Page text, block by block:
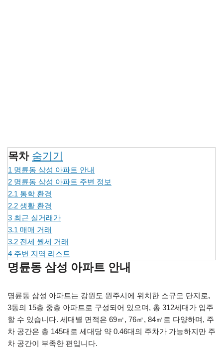
목차 숨기기
1 명륜동 삼성 아파트 안내
2 명륜동 삼성 아파트 주변 정보
2.1 통학 환경
2.2 생활 환경
3 최근 실거래가
3.1 매매 거래
3.2 전세 월세 거래
4 주변 지역 리스트
명륜동 삼성 아파트 안내
명륜동 삼성 아파트는 강원도 원주시에 위치한 소규모 단지로,
3동의 15층 중층 아파트로 구성되어 있으며, 총 312세대가 입주
할 수 있습니다. 세대별 면적은 69㎡, 76㎡, 84㎡로 다양하며, 주
차 공간은 총 145대로 세대당 약 0.46대의 주차가 가능하지만 주
차 공간이 부족한 편입니다.